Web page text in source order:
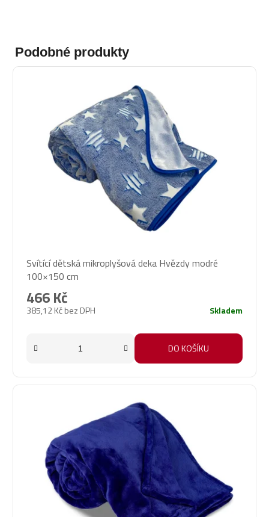
Podobné produkty
Svítící dětská mikroplyšová deka Hvězdy modré
100×150 cm
385,12 Kč bez DPH
466 Kč
Skladem
DO KOŠÍKU